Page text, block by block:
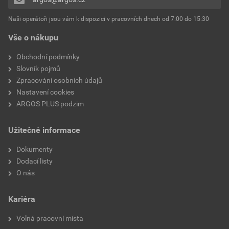
Tvar příruby Tvar kroužku
S průzorem
Přidávat hodnocení může pouze přihlášený uživatel.
Vše o nákupu
Obchodní podmínky
Slovník pojmů
Zpracování osobních údajů
Nastavení cookies
ARGOS PLUS podzim
Užitečné informace
Dokumenty
Dodací listy
O nás
Kariéra
Volná pracovní místa
Naši operátoři jsou vám k dispozici v pracovních dnech od 7:00 do 15:30